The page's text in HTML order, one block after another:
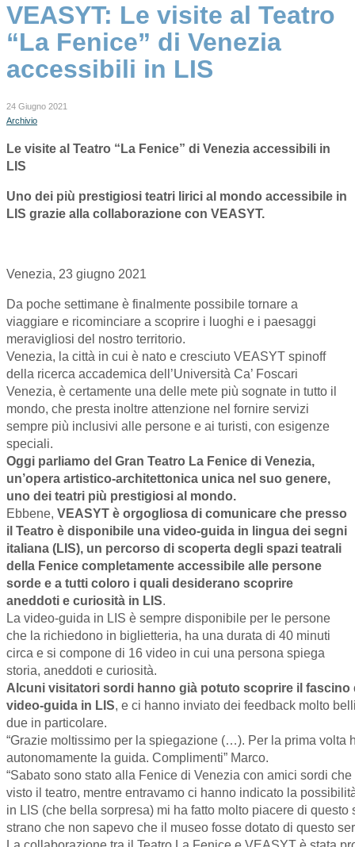
VEASYT: Le visite al Teatro
“La Fenice” di Venezia
accessibili in LIS
24 Giugno 2021
Archivio
Le visite al Teatro “La Fenice” di Venezia accessibili in
LIS
Uno dei più prestigiosi teatri lirici al mondo accessibile in
LIS grazie alla collaborazione con VEASYT.
Venezia, 23 giugno 2021
Da poche settimane è finalmente possibile tornare a
viaggiare e ricominciare a scoprire i luoghi e i paesaggi
meravigliosi del nostro territorio.
Venezia, la città in cui è nato e cresciuto VEASYT spinoff
della ricerca accademica dell’Università Ca’ Foscari
Venezia, è certamente una delle mete più sognate in tutto il
mondo, che presta inoltre attenzione nel fornire servizi
sempre più inclusivi alle persone e ai turisti, con esigenze
speciali.
Oggi parliamo del Gran Teatro La Fenice di Venezia,
un’opera artistico-architettonica unica nel suo genere,
uno dei teatri più prestigiosi al mondo.
Ebbene, VEASYT è orgogliosa di comunicare che presso
il Teatro è disponibile una video-guida in lingua dei segni
italiana (LIS), un percorso di scoperta degli spazi teatrali
della Fenice completamente accessibile alle persone
sorde e a tutti coloro i quali desiderano scoprire
aneddoti e curiosità in LIS.
La video-guida in LIS è sempre disponibile per le persone
che la richiedono in biglietteria, ha una durata di 40 minuti
circa e si compone di 16 video in cui una persona spiega
storia, aneddoti e curiosità.
Alcuni visitatori sordi hanno già potuto scoprire il fascino
video-guida in LIS, e ci hanno inviato dei feedback molto
due in particolare.
“Grazie moltissimo per la spiegazione (…). Per la prima volta
autonomamente la guida. Complimenti” Marco.
“Sabato sono stato alla Fenice di Venezia con amici sordi
visto il teatro, mentre entravamo ci hanno indicato la
in LIS (che bella sorpresa) mi ha fatto molto piacere di questo
strano che non sapevo che il museo fosse dotato di questo